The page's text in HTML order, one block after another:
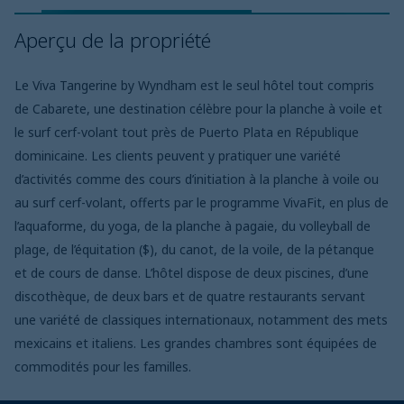
Aperçu de la propriété
Le Viva Tangerine by Wyndham est le seul hôtel tout compris
de Cabarete, une destination célèbre pour la planche à voile et
le surf cerf-volant tout près de Puerto Plata en République
dominicaine. Les clients peuvent y pratiquer une variété
d’activités comme des cours d’initiation à la planche à voile ou
au surf cerf-volant, offerts par le programme VivaFit, en plus de
l’aquaforme, du yoga, de la planche à pagaie, du volleyball de
plage, de l’équitation ($), du canot, de la voile, de la pétanque
et de cours de danse. L’hôtel dispose de deux piscines, d’une
discothèque, de deux bars et de quatre restaurants servant
une variété de classiques internationaux, notamment des mets
mexicains et italiens. Les grandes chambres sont équipées de
commodités pour les familles.